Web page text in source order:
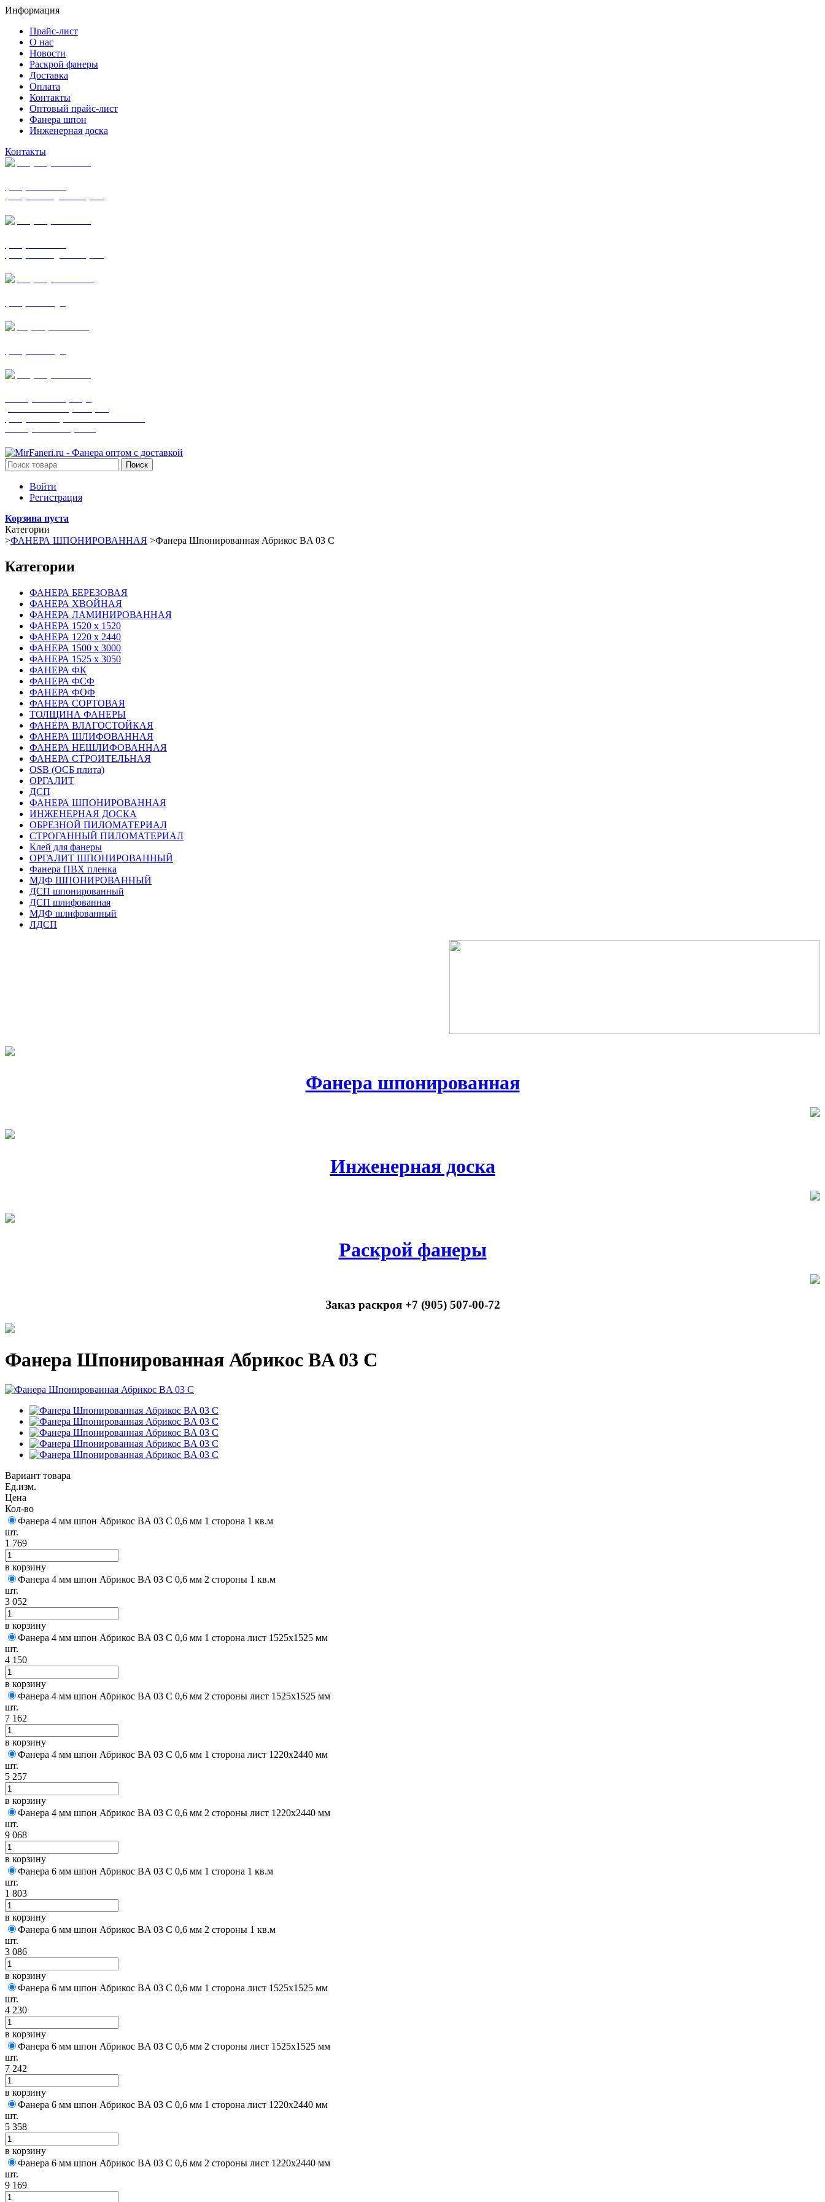
Информация
Прайс-лист
О нас
Новости
Раскрой фанеры
Доставка
Оплата
Контакты
Оптовый прайс-лист
Фанера шпон
Инженерная доска
Контакты
Поиск
Войти
Регистрация
Корзина пуста
Категории
>ФАНЕРА ШПОНИРОВАННАЯ >Фанера Шпонированная Абрикос BA 03 C
Категории
ФАНЕРА БЕРЕЗОВАЯ
ФАНЕРА ХВОЙНАЯ
ФАНЕРА ЛАМИНИРОВАННАЯ
ФАНЕРА 1520 х 1520
ФАНЕРА 1220 х 2440
ФАНЕРА 1500 х 3000
ФАНЕРА 1525 х 3050
ФАНЕРА ФК
ФАНЕРА ФСФ
ФАНЕРА ФОФ
ФАНЕРА СОРТОВАЯ
ТОЛЩИНА ФАНЕРЫ
ФАНЕРА ВЛАГОСТОЙКАЯ
ФАНЕРА ШЛИФОВАННАЯ
ФАНЕРА НЕШЛИФОВАННАЯ
ФАНЕРА СТРОИТЕЛЬНАЯ
OSB (ОСБ плита)
ОРГАЛИТ
ДСП
ФАНЕРА ШПОНИРОВАННАЯ
ИНЖЕНЕРНАЯ ДОСКА
ОБРЕЗНОЙ ПИЛОМАТЕРИАЛ
СТРОГАННЫЙ ПИЛОМАТЕРИАЛ
Клей для фанеры
ОРГАЛИТ ШПОНИРОВАННЫЙ
Фанера ПВХ пленка
МДФ ШПОНИРОВАННЫЙ
ДСП шпонированный
ДСП шлифованная
МДФ шлифованный
ЛДСП
Фанера шпонированная
Инженерная доска
Раскрой фанеры
Заказ раскроя +7 (905) 507-00-72
Фанера Шпонированная Абрикос BA 03 C
Вариант товара
Ед.изм.
Цена
Кол-во
Фанера 4 мм шпон Абрикос BA 03 C 0,6 мм 1 сторона 1 кв.м
шт.
1 769
в корзину
Фанера 4 мм шпон Абрикос BA 03 C 0,6 мм 2 стороны 1 кв.м
шт.
3 052
в корзину
Фанера 4 мм шпон Абрикос BA 03 C 0,6 мм 1 сторона лист 1525х1525 мм
шт.
4 150
в корзину
Фанера 4 мм шпон Абрикос BA 03 C 0,6 мм 2 стороны лист 1525х1525 мм
шт.
7 162
в корзину
Фанера 4 мм шпон Абрикос BA 03 C 0,6 мм 1 сторона лист 1220х2440 мм
шт.
5 257
в корзину
Фанера 4 мм шпон Абрикос BA 03 C 0,6 мм 2 стороны лист 1220х2440 мм
шт.
9 068
в корзину
Фанера 6 мм шпон Абрикос BA 03 C 0,6 мм 1 сторона 1 кв.м
шт.
1 803
в корзину
Фанера 6 мм шпон Абрикос BA 03 C 0,6 мм 2 стороны 1 кв.м
шт.
3 086
в корзину
Фанера 6 мм шпон Абрикос BA 03 C 0,6 мм 1 сторона лист 1525х1525 мм
шт.
4 230
в корзину
Фанера 6 мм шпон Абрикос BA 03 C 0,6 мм 2 стороны лист 1525х1525 мм
шт.
7 242
в корзину
Фанера 6 мм шпон Абрикос BA 03 C 0,6 мм 1 сторона лист 1220х2440 мм
шт.
5 358
в корзину
Фанера 6 мм шпон Абрикос BA 03 C 0,6 мм 2 стороны лист 1220х2440 мм
шт.
9 169